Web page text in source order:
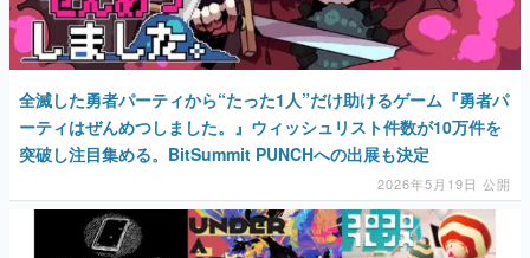
全滅した勇者パーティから“たった1人”だけ助けるゲーム『勇者パ
ーティはぜんめつしました。』ウィッシュリスト件数が10万件を
突破し注目集める。BitSummit PUNCHへの出展も決定
2026年5月19日 公開